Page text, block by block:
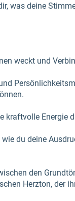
was deine
weckt und
Energie
du deine
den
Herzton, der